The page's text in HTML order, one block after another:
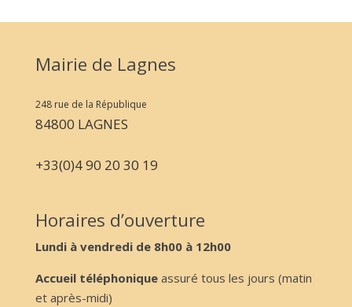
Mairie de Lagnes
248 rue de la République
84800 LAGNES
+33(0)4 90 20 30 19
Horaires d’ouverture
Lundi à vendredi de 8h00 à 12h00
Accueil téléphoniqueassuré tous les jours (matin
et après-midi)